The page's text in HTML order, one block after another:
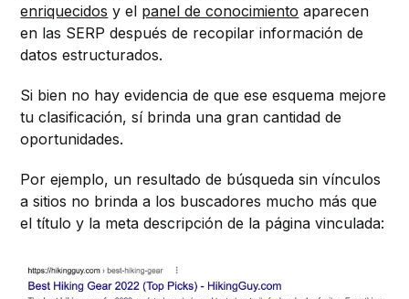
enriquecidos y el panel de conocimiento aparecen
en las SERP después de recopilar información de
datos estructurados.
Si bien no hay evidencia de que ese esquema mejore
tu clasificación, sí brinda una gran cantidad de
oportunidades.
Por ejemplo, un resultado de búsqueda sin vínculos
a sitios no brinda a los buscadores mucho más que
el título y la meta descripción de la página vinculada: